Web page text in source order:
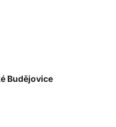
Budějovice